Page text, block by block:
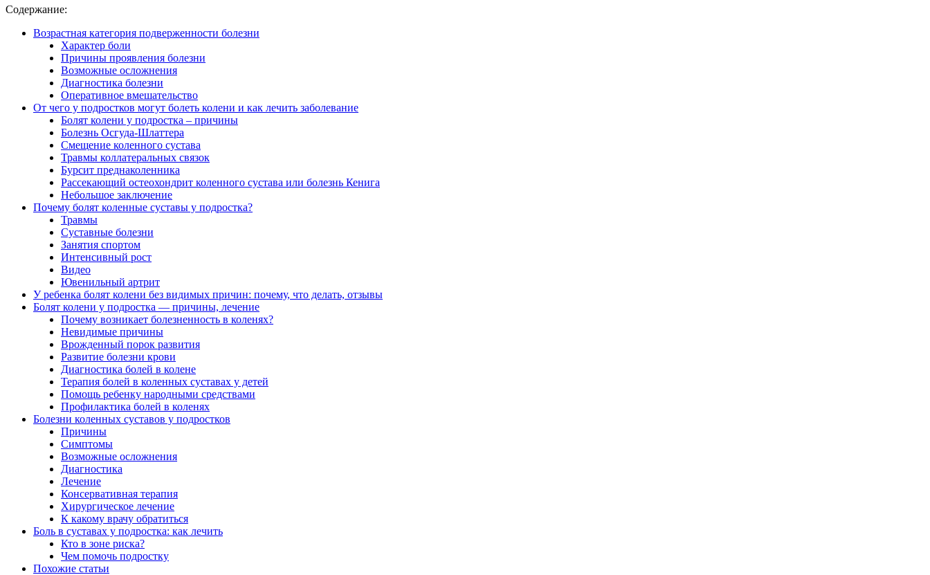
Содержание:
Возрастная категория подверженности болезни
Характер боли
Причины проявления болезни
Возможные осложнения
Диагностика болезни
Оперативное вмешательство
От чего у подростков могут болеть колени и как лечить заболевание
Болят колени у подростка – причины
Болезнь Осгуда-Шлаттера
Смещение коленного сустава
Травмы коллатеральных связок
Бурсит преднаколенника
Рассекающий остеохондрит коленного сустава или болезнь Кенига
Небольшое заключение
Почему болят коленные суставы у подростка?
Травмы
Суставные болезни
Занятия спортом
Интенсивный рост
Видео
Ювенильный артрит
У ребенка болят колени без видимых причин: почему, что делать, отзывы
Болят колени у подростка — причины, лечение
Почему возникает болезненность в коленях?
Невидимые причины
Врожденный порок развития
Развитие болезни крови
Диагностика болей в колене
Терапия болей в коленных суставах у детей
Помощь ребенку народными средствами
Профилактика болей в коленях
Болезни коленных суставов у подростков
Причины
Симптомы
Возможные осложнения
Диагностика
Лечение
Консервативная терапия
Хирургическое лечение
К какому врачу обратиться
Боль в суставах у подростка: как лечить
Кто в зоне риска?
Чем помочь подростку
Похожие статьи